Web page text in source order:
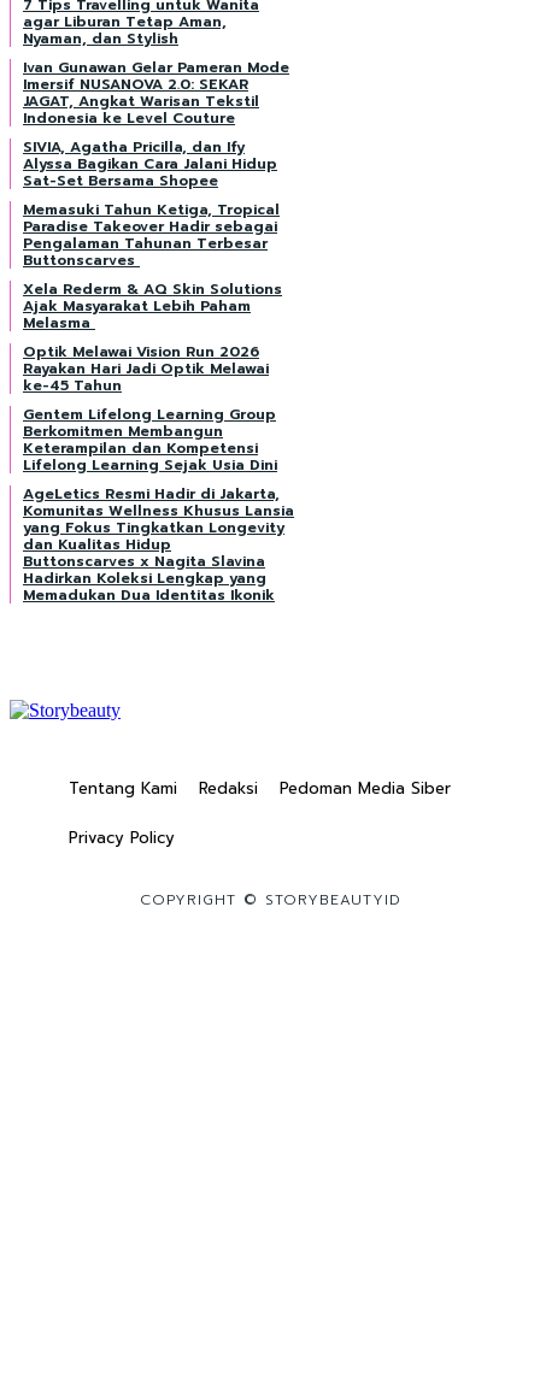
7 Tips Travelling untuk Wanita
agar Liburan Tetap Aman,
Nyaman, dan Stylish
Ivan Gunawan Gelar Pameran Mode
Imersif NUSANOVA 2.0: SEKAR
JAGAT, Angkat Warisan Tekstil
Indonesia ke Level Couture
SIVIA, Agatha Pricilla, dan Ify
Alyssa Bagikan Cara Jalani Hidup
Sat-Set Bersama Shopee
Memasuki Tahun Ketiga, Tropical
Paradise Takeover Hadir sebagai
Pengalaman Tahunan Terbesar
Buttonscarves
Xela Rederm & AQ Skin Solutions
Ajak Masyarakat Lebih Paham
Melasma
Optik Melawai Vision Run 2026
Rayakan Hari Jadi Optik Melawai
ke-45 Tahun
Gentem Lifelong Learning Group
Berkomitmen Membangun
Keterampilan dan Kompetensi
Lifelong Learning Sejak Usia Dini
AgeLetics Resmi Hadir di Jakarta,
Komunitas Wellness Khusus Lansia
yang Fokus Tingkatkan Longevity
dan Kualitas Hidup
Buttonscarves x Nagita Slavina
Hadirkan Koleksi Lengkap yang
Memadukan Dua Identitas Ikonik
Tentang Kami Redaksi Pedoman Media Siber
Privacy Policy
COPYRIGHT © STORYBEAUTYID